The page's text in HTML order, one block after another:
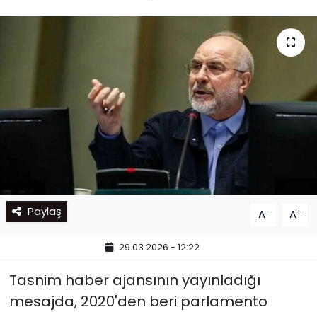
Paylaş A- A+
29.03.2026 - 12:22
Tasnim haber ajansının yayınladığı
mesajda, 2020'den beri parlamento